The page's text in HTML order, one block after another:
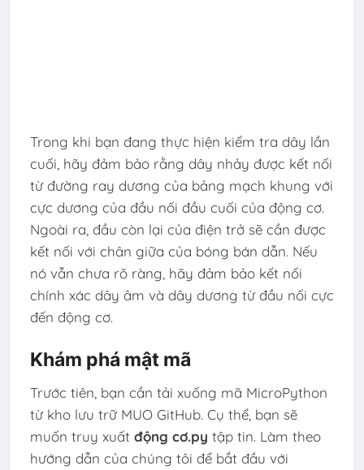
Trong khi bạn đang thực hiện kiểm tra dây lần
cuối, hãy đảm bảo rằng dây nhảy được kết nối
từ đường ray dương của bảng mạch khung với
cực dương của đầu nối đầu cuối của động cơ.
Ngoài ra, đầu còn lại của điện trở sẽ cần được
kết nối với chân giữa của bóng bán dẫn. Nếu
nó vẫn chưa rõ ràng, hãy đảm bảo kết nối
chính xác dây âm và dây dương từ đầu nối cực
đến động cơ.
Khám phá mật mã
Trước tiên, bạn cần tải xuống mã MicroPython
từ kho lưu trữ MUO GitHub. Cụ thể, bạn sẽ
muốn truy xuất động cơ.py tập tin. Làm theo
hướng dẫn của chúng tôi để bắt đầu với